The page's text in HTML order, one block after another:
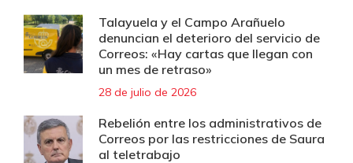
Talayuela y el Campo Arañuelo
denuncian el deterioro del servicio de
Correos: «Hay cartas que llegan con
un mes de retraso»
28 de julio de 2026
Rebelión entre los administrativos de
Correos por las restricciones de Saura
al teletrabajo